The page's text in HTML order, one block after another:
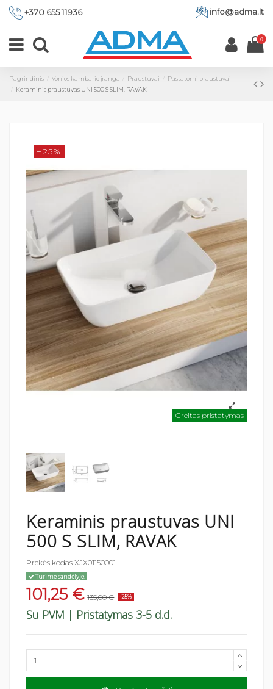
+370 655 11936 info@adma.lt
0
Pagrindinis Vonios kambario įranga Praustuvai
Pastatomi praustuvai
Keraminis praustuvas UNI 500 S SLIM, RAVAK
Greitas pristatymas
−25%
Keraminis praustuvas UNI
500 S SLIM, RAVAK
Prekės kodas XJX01150001
Turime sandėlyje.
101,25 € 135,00 € -25%
Su PVM | Pristatymas 3-5 d.d.